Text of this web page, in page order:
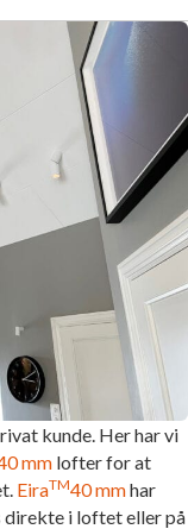
kunde. Her har vi
mm lofter for at
EiraTM40 mmhar
direkte i loftet eller på